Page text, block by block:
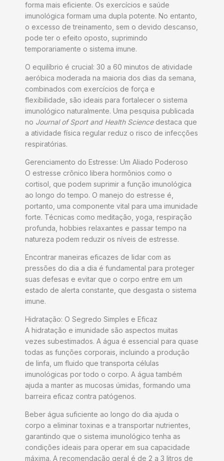
forma mais eficiente. Os exercícios e saúde
imunológica formam uma dupla potente. No entanto,
o excesso de treinamento, sem o devido descanso,
pode ter o efeito oposto, suprimindo
temporariamente o sistema imune.
O equilíbrio é crucial: 30 a 60 minutos de atividade
aeróbica moderada na maioria dos dias da semana,
combinados com exercícios de força e
flexibilidade, são ideais para fortalecer o sistema
imunológico naturalmente. Uma pesquisa publicada
no Journal of Sport and Health Sciencedestaca que
a atividade física regular reduz o risco de infecções
respiratórias.
Gerenciamento do Estresse: Um Aliado Poderoso
O estresse crônico libera hormônios como o
cortisol, que podem suprimir a função imunológica
ao longo do tempo. O manejo do estresse é,
portanto, uma componente vital para uma imunidade
forte. Técnicas como meditação, yoga, respiração
profunda, hobbies relaxantes e passar tempo na
natureza podem reduzir os níveis de estresse.
Encontrar maneiras eficazes de lidar com as
pressões do dia a dia é fundamental para proteger
suas defesas e evitar que o corpo entre em um
estado de alerta constante, que desgasta o sistema
imune.
Hidratação: O Segredo Simples e Eficaz
A hidratação e imunidade são aspectos muitas
vezes subestimados. A água é essencial para quase
todas as funções corporais, incluindo a produção
de linfa, um fluido que transporta células
imunológicas por todo o corpo. A água também
ajuda a manter as mucosas úmidas, formando uma
barreira eficaz contra patógenos.
Beber água suficiente ao longo do dia ajuda o
corpo a eliminar toxinas e a transportar nutrientes,
garantindo que o sistema imunológico tenha as
condições ideais para operar em sua capacidade
máxima. A recomendação geral é de 2 a 3 litros de